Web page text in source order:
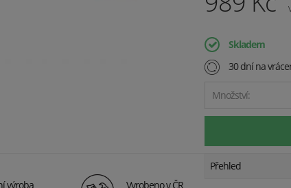
Skladem
30 dní na
Množství:
výroba Vyrobeno v ČR
Přehled